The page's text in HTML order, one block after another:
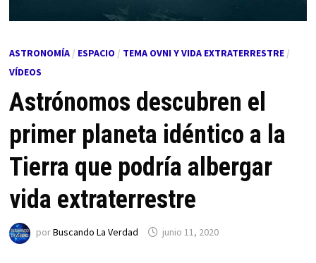
ASTRONOMÍA/ ESPACIO / TEMA OVNI Y VIDA EXTRATERRESTRE/
VÍDEOS
Astrónomos descubren el
primer planeta idéntico a la
Tierra que podría albergar
vida extraterrestre
porBuscando La Verdad junio 11, 2020